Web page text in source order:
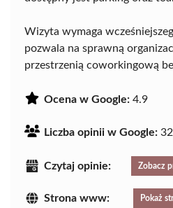
Wizyta wymaga
pozwala na sprawną
przestrzenią coworkingową
Ocena w Google: 4.9
Liczba opinii w Google: 32
Czytaj opinie: Zobacz
Strona www: Pokaż